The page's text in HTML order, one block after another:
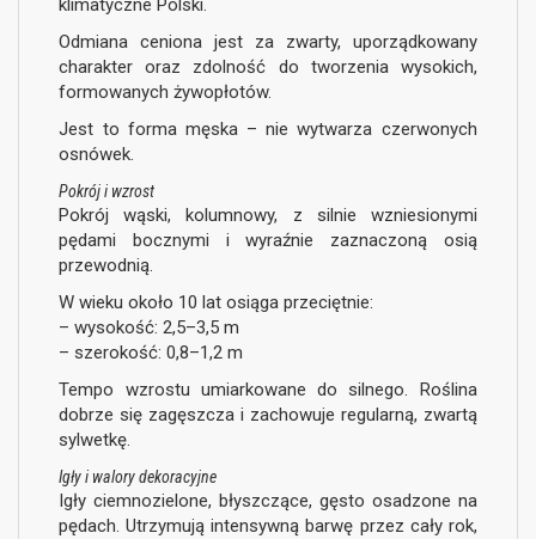
klimatyczne Polski.
Odmiana ceniona jest za zwarty, uporządkowany
charakter oraz zdolność do tworzenia wysokich,
formowanych żywopłotów.
Jest to forma męska – nie wytwarza czerwonych
osnówek.
Pokrój i wzrost
Pokrój wąski, kolumnowy, z silnie wzniesionymi
pędami bocznymi i wyraźnie zaznaczoną osią
przewodnią.
W wieku około 10 lat osiąga przeciętnie:
– wysokość: 2,5–3,5 m
– szerokość: 0,8–1,2 m
Tempo wzrostu umiarkowane do silnego. Roślina
dobrze się zagęszcza i zachowuje regularną, zwartą
sylwetkę.
Igły i walory dekoracyjne
Igły ciemnozielone, błyszczące, gęsto osadzone na
pędach. Utrzymują intensywną barwę przez cały rok,